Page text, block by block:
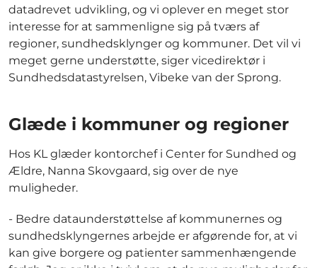
datadrevet udvikling, og vi oplever en meget stor
interesse for at sammenligne sig på tværs af
regioner, sundhedsklynger og kommuner. Det vil vi
meget gerne understøtte, siger vicedirektør i
Sundhedsdatastyrelsen, Vibeke van der Sprong.
Glæde i kommuner og regioner
Hos KL glæder kontorchef i Center for Sundhed og
Ældre, Nanna Skovgaard, sig over de nye
muligheder.
- Bedre dataunderstøttelse af kommunernes og
sundhedsklyngernes arbejde er afgørende for, at vi
kan give borgere og patienter sammenhængende